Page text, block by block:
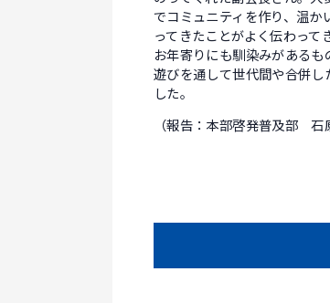
でコミュニティを作り、温か
ってきたことがよく伝わって
お年寄りにも馴染みがある
遊びを通して世代間や合併し
した。
（報告：本部啓発普及部 石